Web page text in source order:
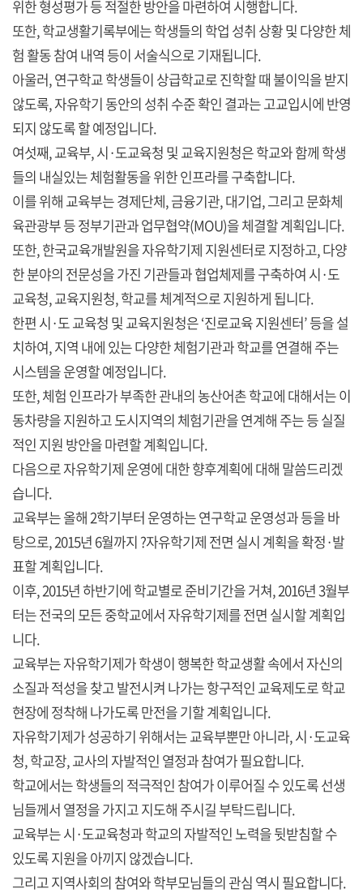
위한 형성평가 등 적절한 방안을 마련하여 시행합니다.
또한, 학교생활기록부에는 학생들의 학업 성취 상황 및 다양한 체
험 활동 참여 내역 등이 서술식으로 기재됩니다.
아울러, 연구학교 학생들이 상급학교로 진학할 때 불이익을 받지
않도록, 자유학기 동안의 성취 수준 확인 결과는 고교입시에 반영
되지 않도록 할 예정입니다.
여섯째, 교육부, 시·도교육청 및 교육지원청은 학교와 함께 학생
들의 내실있는 체험활동을 위한 인프라를 구축합니다.
이를 위해 교육부는 경제단체, 금융기관, 대기업, 그리고 문화체
육관광부 등 정부기관과 업무협약(MOU)을 체결할 계획입니다.
또한, 한국교육개발원을 자유학기제 지원센터로 지정하고, 다양
한 분야의 전문성을 가진 기관들과 협업체제를 구축하여 시·도
교육청, 교육지원청, 학교를 체계적으로 지원하게 됩니다.
한편 시·도 교육청 및 교육지원청은 ‘진로교육 지원센터’ 등을 설
치하여, 지역 내에 있는 다양한 체험기관과 학교를 연결해 주는
시스템을 운영할 예정입니다.
또한, 체험 인프라가 부족한 관내의 농산어촌 학교에 대해서는 이
동차량을 지원하고 도시지역의 체험기관을 연계해 주는 등 실질
적인 지원 방안을 마련할 계획입니다.
다음으로 자유학기제 운영에 대한 향후계획에 대해 말씀드리겠
습니다.
교육부는 올해 2학기부터 운영하는 연구학교 운영성과 등을 바
탕으로, 2015년 6월까지 ?자유학기제 전면 실시 계획을 확정·발
표할 계획입니다.
이후, 2015년 하반기에 학교별로 준비기간을 거쳐, 2016년 3월부
터는 전국의 모든 중학교에서 자유학기제를 전면 실시할 계획입
니다.
교육부는 자유학기제가 학생이 행복한 학교생활 속에서 자신의
소질과 적성을 찾고 발전시켜 나가는 항구적인 교육제도로 학교
현장에 정착해 나가도록 만전을 기할 계획입니다.
자유학기제가 성공하기 위해서는 교육부뿐만 아니라, 시·도교육
청, 학교장, 교사의 자발적인 열정과 참여가 필요합니다.
학교에서는 학생들의 적극적인 참여가 이루어질 수 있도록 선생
님들께서 열정을 가지고 지도해 주시길 부탁드립니다.
교육부는 시·도교육청과 학교의 자발적인 노력을 뒷받침할 수
있도록 지원을 아끼지 않겠습니다.
그리고 지역사회의 참여와 학부모님들의 관심 역시 필요합니다.